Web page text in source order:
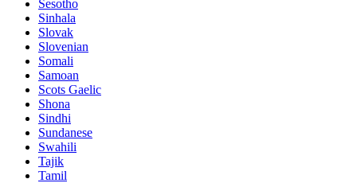
Sesotho
Sinhala
Slovak
Slovenian
Somali
Samoan
Scots Gaelic
Shona
Sindhi
Sundanese
Swahili
Tajik
Tamil